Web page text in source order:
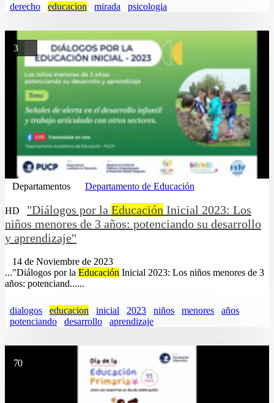
derecho educacion mirada psicologia
3
Departamentos Departamento de Educación
HD "Diálogos por la Educación Inicial 2023: Los
niños menores de 3 años: potenciando su desarrollo
y aprendizaje"
14 de Noviembre de 2023
..."Diálogos por la Educación Inicial 2023: Los niños menores de 3
años: potenciand......
dialogos educacion inicial 2023 niños menores
años
potenciando
desarrollo aprendizaje
70